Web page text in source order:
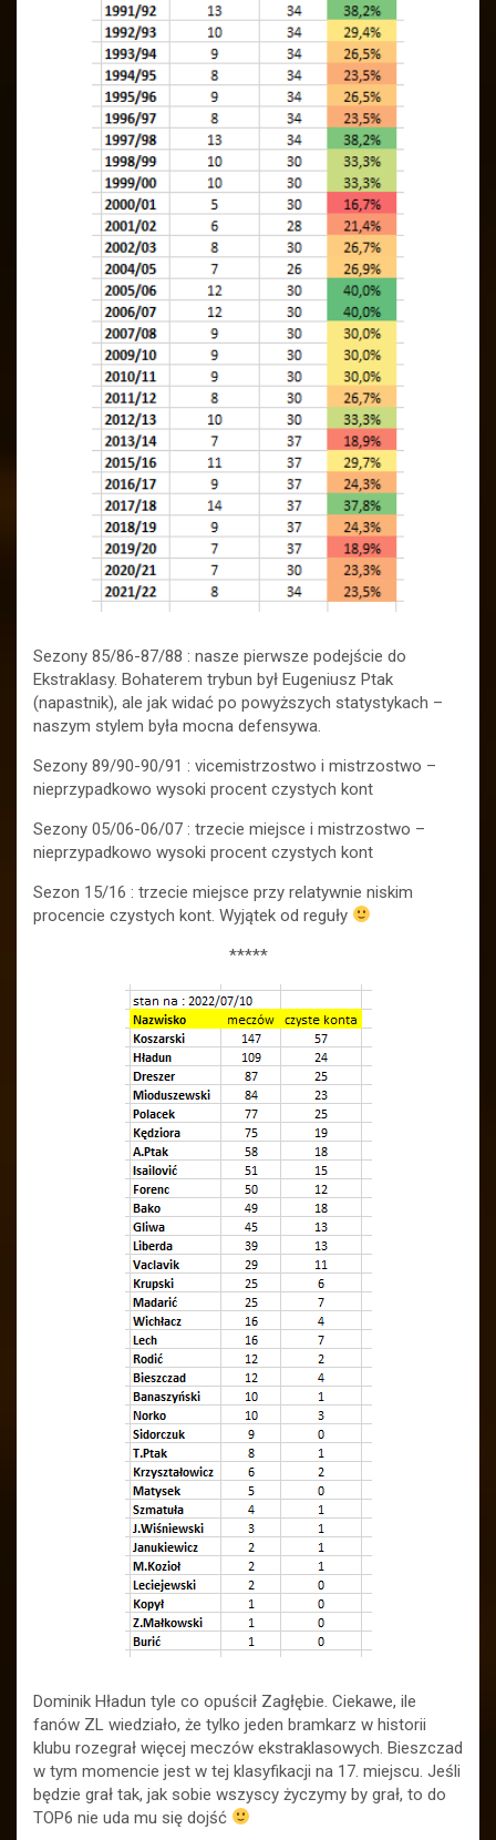
Sezony 85/86-87/88 : nasze pierwsze podejście do
Ekstraklasy. Bohaterem trybun był Eugeniusz Ptak
(napastnik), ale jak widać po powyższych statystykach –
naszym stylem była mocna defensywa.
Sezony 89/90-90/91 : vicemistrzostwo i mistrzostwo –
nieprzypadkowo wysoki procent czystych kont
Sezony 05/06-06/07 : trzecie miejsce i mistrzostwo –
nieprzypadkowo wysoki procent czystych kont
Sezon 15/16 : trzecie miejsce przy relatywnie niskim
procencie czystych kont. Wyjątek od reguły
*****
Dominik Hładun tyle co opuścił Zagłębie. Ciekawe, ile
fanów ZL wiedziało, że tylko jeden bramkarz w historii
klubu rozegrał więcej meczów ekstraklasowych. Bieszczad
w tym momencie jest w tej klasyfikacji na 17. miejscu. Jeśli
będzie grał tak, jak sobie wszyscy życzymy by grał, to do
TOP6 nie uda mu się dojść